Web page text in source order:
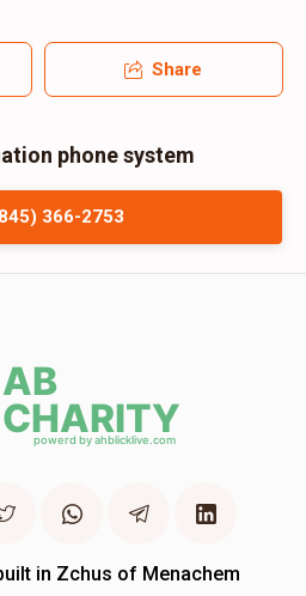
Share
phone system
366-2753
in Zchus of Menachem